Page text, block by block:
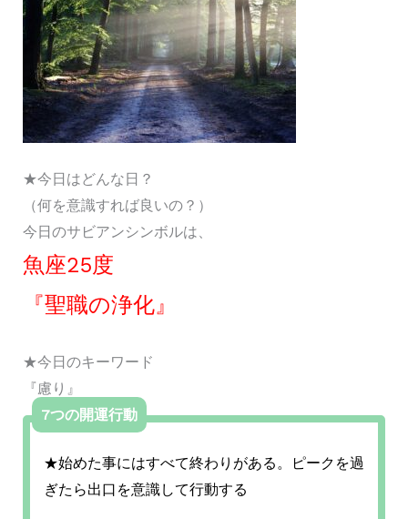
★今日はどんな日？
（何を意識すれば良いの？）
今日のサビアンシンボルは、
魚座25度
『聖職の浄化』
★今日のキーワード
『慮り』
7つの開運行動
★始めた事にはすべて終わりがある。ピークを過
ぎたら出口を意識して行動する